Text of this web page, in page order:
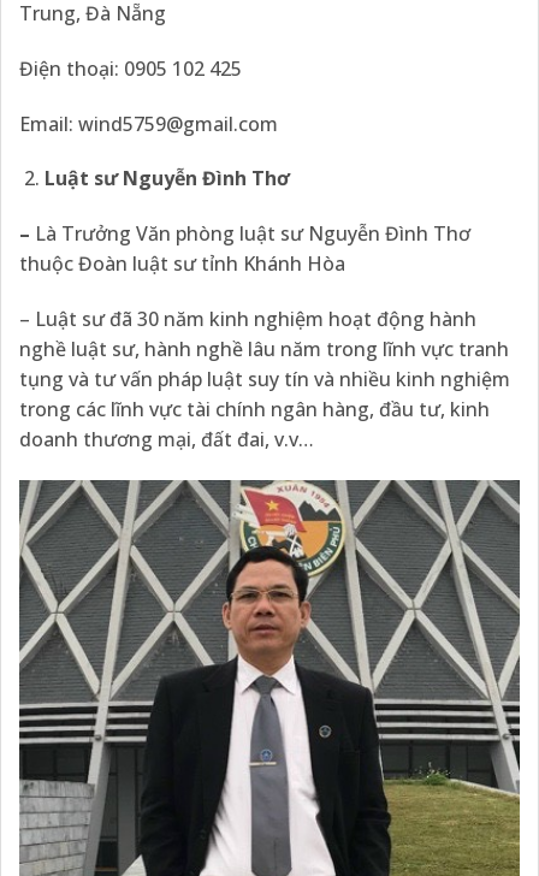
Trung, Đà Nẵng
Điện thoại: 0905 102 425
Email: wind5759@gmail.com
Luật sư Nguyễn Đình Thơ
– Là Trưởng Văn phòng luật sư Nguyễn Đình Thơ
thuộc Đoàn luật sư tỉnh Khánh Hòa
– Luật sư đã 30 năm kinh nghiệm hoạt động hành
nghề luật sư, hành nghề lâu năm trong lĩnh vực tranh
tụng và tư vấn pháp luật suy tín và nhiều kinh nghiệm
trong các lĩnh vực tài chính ngân hàng, đầu tư, kinh
doanh thương mại, đất đai, v.v…